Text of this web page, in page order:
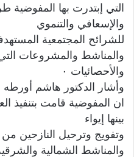
التي إبتدرت بها المفوضية
والإسعافي والتنموي
للشرائح المجتمعية
والمناشط والمشروعات
والأحصائيات ٠
وأشار الدكتور هاشم أورطه
ان المفوضية قامت بتنفيذ
بينها إيواء
وتفويج وترحيل النازحين
والمناشط الشمالية